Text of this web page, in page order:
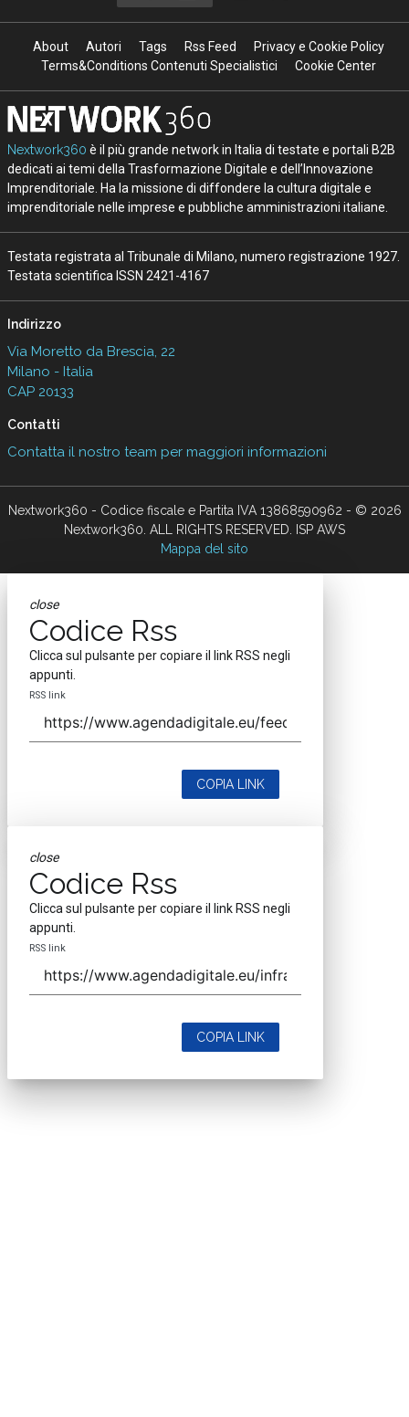
About Autori Tags Rss Feed
Privacy e Cookie Policy
Terms&Conditions Contenuti Specialistici
Cookie Center
Nextwork360 è il più grande network in Italia di testate e portali B2B
dedicati ai temi della Trasformazione Digitale e dell’Innovazione
Imprenditoriale. Ha la missione di diffondere la cultura digitale e
imprenditoriale nelle imprese e pubbliche amministrazioni italiane.
Testata registrata al Tribunale di Milano, numero registrazione 1927.
Testata scientifica ISSN 2421-4167
Indirizzo
Via Moretto da Brescia, 22
Milano - Italia
CAP 20133
Contatti
Contatta il nostro team per maggiori informazioni
Nextwork360 - Codice fiscale e Partita IVA 13868590962 - © 2026
Nextwork360. ALL RIGHTS RESERVED. ISP AWS
Mappa del sito
close
Codice Rss
Clicca sul pulsante per copiare il link RSS negli
appunti.
RSS link
COPIA LINK
close
Codice Rss
Clicca sul pulsante per copiare il link RSS negli
appunti.
RSS link
COPIA LINK